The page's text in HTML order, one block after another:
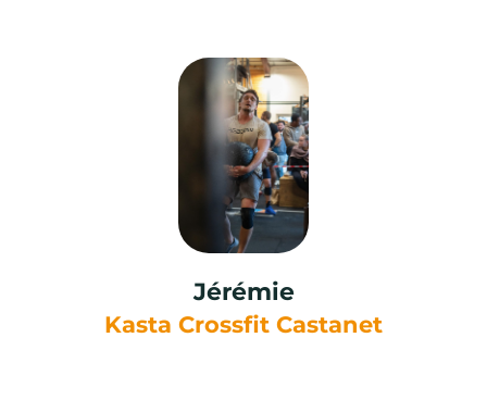
Jérémie
Kasta Crossfit Castanet